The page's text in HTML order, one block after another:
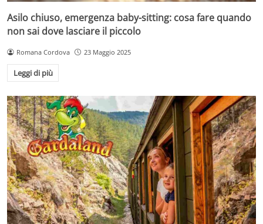
Asilo chiuso, emergenza baby-sitting: cosa fare quando
non sai dove lasciare il piccolo
Romana Cordova 23 Maggio 2025
Leggi di più